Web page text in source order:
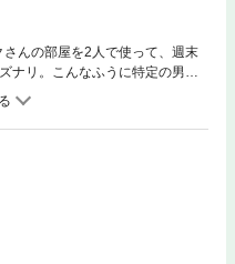
んの部屋を2人で使って、週末
ナリ。こんなふうに特定の男の
あこは、新鮮な気分を味わう